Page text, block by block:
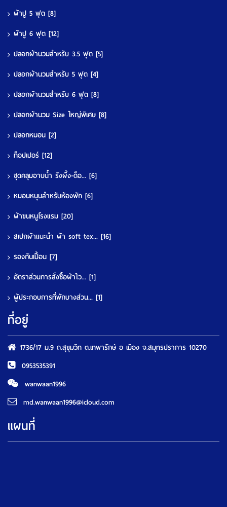
ผ้าปู 5 ฟุต [8]
ผ้าปู 6 ฟุต [12]
ปลอกผ้านวมสำหรับ 3.5 ฟุต [5]
ปลอกผ้านวมสำหรับ 5 ฟุต [4]
ปลอกผ้านวมสำหรับ 6 ฟุต [8]
ปลอกผ้านวม Size ใหญ่พิเศษ [8]
ปลอกหมอน [2]
ท็อปเปอร์ [12]
ชุดคลุมอาบน้ำ รังผึ้ง-ด็อ... [6]
หมอนหนุนสำหรับห้องพัก [6]
ผ้าขนหนูโรงแรม [20]
สเปกผ้าแนะนำ ผ้า soft tex... [16]
รองกันเปื้อน [7]
อัตราส่วนการสั่งซื้อผ้าไว... [1]
ผู้ประกอบการที่พักบางส่วน... [1]
ที่อยู่
1736/17 ม.9 ถ.สุขุมวิท ต.เทพารักษ์ อ เมือง จ.สมุทรปราการ 10270
0953535391
wanwaan1996
md.wanwaan1996@icloud.com
แผนที่